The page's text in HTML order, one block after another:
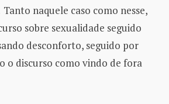
Tanto naquele caso como nesse,
sobre sexualidade seguido
desconforto, seguido por
o discurso como vindo de fora